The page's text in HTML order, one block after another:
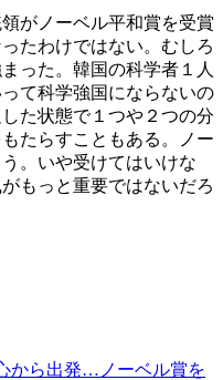
がノーベル平和賞を受賞
たわけではない。むしろ
った。韓国の科学者１人
て科学強国にならないの
た状態で１つや２つの分
たらすこともある。ノー
。いや受けてはいけな
もっと重要ではないだろ
から出発…ノーベル賞を